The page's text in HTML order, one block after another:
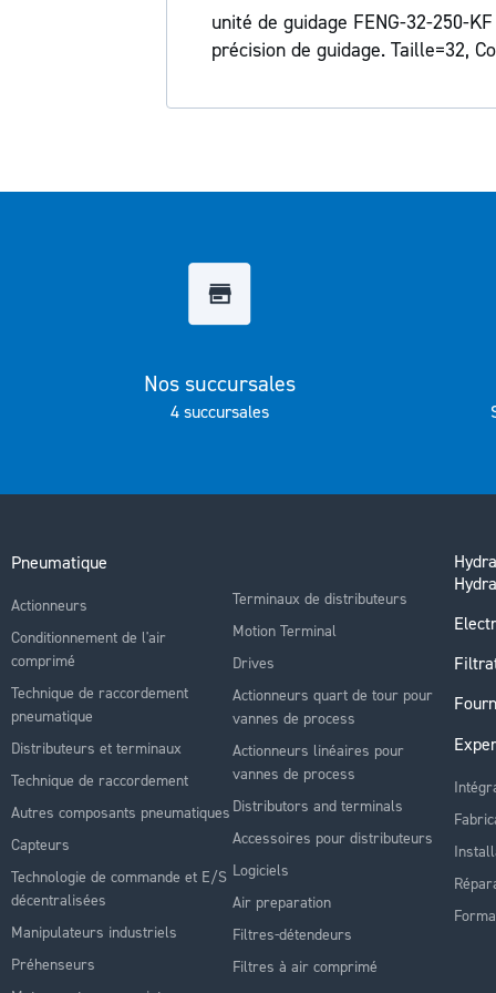
unité de guidage FENG-32-250-
précision de guidage. Taille=32,
Nos succursales
4 succursales
Pneumatique
Actionneurs
Conditionnement de l'air
comprimé
Technique de raccordement
pneumatique
Distributeurs et terminaux
Technique de raccordement
Autres composants pneumatiques
Capteurs
Technologie de commande et E/S
décentralisées
Manipulateurs industriels
Préhenseurs
Terminaux de distributeurs
Motion Terminal
Drives
Actionneurs quart de tour pour
vannes de process
Actionneurs linéaires pour
vannes de process
Distributors and terminals
Accessoires pour distributeurs
Logiciels
Air preparation
Filtres-détendeurs
Filtres à air comprimé